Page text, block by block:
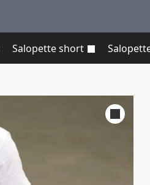
Salopette short